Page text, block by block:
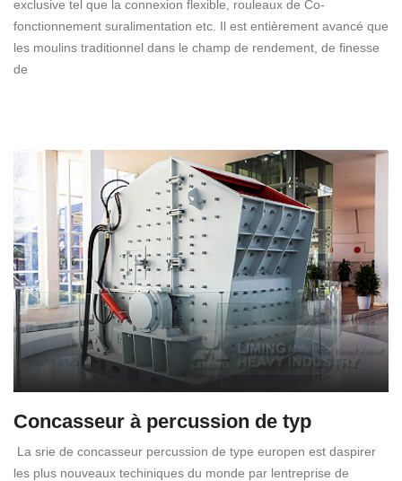
exclusive tel que la connexion flexible, rouleaux de Co-
fonctionnement suralimentation etc. Il est entièrement avancé que
les moulins traditionnel dans le champ de rendement, de finesse
de
Concasseur à percussion de typ
La srie de concasseur percussion de type europen est daspirer
les plus nouveaux techiniques du monde par lentreprise de